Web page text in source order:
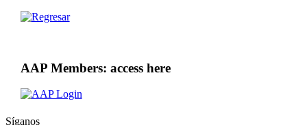
AAP Members: access here
Síganos